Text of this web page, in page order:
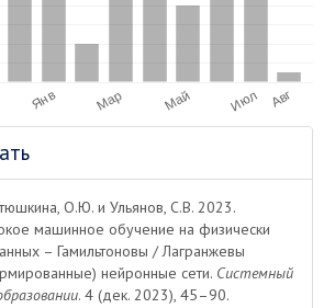
О.Ю. и Ульянов, С.В. 2023.
машинное обучение на физически
– Гамильтоновы / Лагранжевы
нейронные сети. Системный
. 4 (дек. 2023), 45–90.